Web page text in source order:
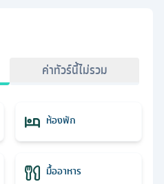
ค่าทัวร์นี้ไม่รวม
ห้องพัก
มื้ออาหาร